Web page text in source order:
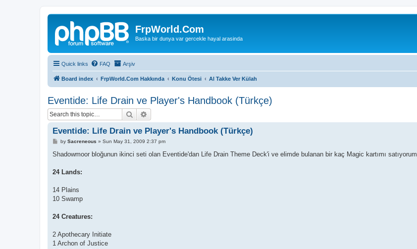
FrpWorld.Com
Baska bir dunya var gercekle hayal arasinda
Quick links FAQ Arşiv
Board index FrpWorld.Com Hakkında Konu Ötesi Al Takke Ver Külah
Eventide: Life Drain ve Player's Handbook (Türkçe)
Search
Eventide: Life Drain ve Player's Handbook (Türkçe)
P
s
by Sacreneous » Sun May 31, 2009 2:37 pm
Shadowmoor bloğunun ikinci seti olan Eventide'dan Life Drain Theme Deck'i ve elimde bulanan bir kaç Magic kartımı satıyorum.
24 Lands:
14 Plains
10 Swamp
24 Creatures:
2 Apothecary Initiate
1 Archon of Justice